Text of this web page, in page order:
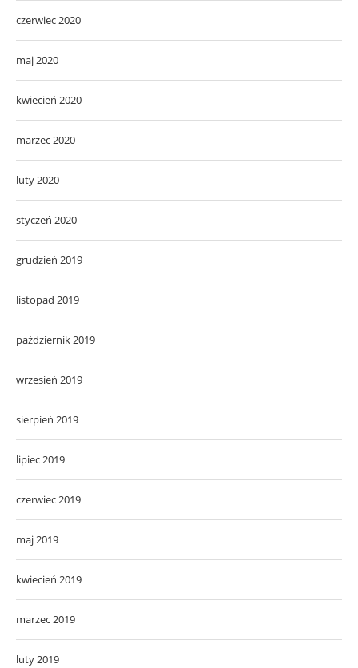
czerwiec 2020
maj 2020
kwiecień 2020
marzec 2020
luty 2020
styczeń 2020
grudzień 2019
listopad 2019
październik 2019
wrzesień 2019
sierpień 2019
lipiec 2019
czerwiec 2019
maj 2019
kwiecień 2019
marzec 2019
luty 2019